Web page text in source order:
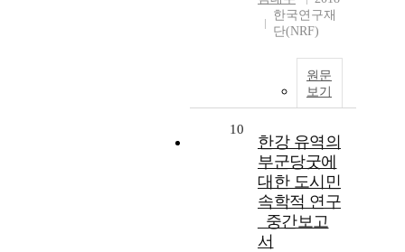
한국연구재
단(NRF)
원문
보기
10
한강 유역의
부군당굿에
대한 도시민
속학적 연구
_중간보고
서